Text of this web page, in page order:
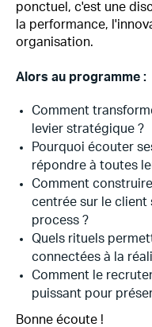
ponctuel, c'est une
la performance,
organisation.
Alors au programme :
Comment
levier stratégique ?
Pourquoi écouter
répondre à toutes
Comment
centrée sur le client
process ?
Quels rituels
connectées à la
Comment le
puissant pour
Bonne écoute !